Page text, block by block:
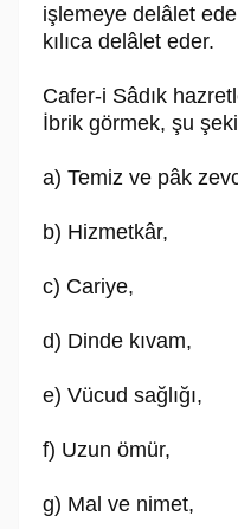
işlemeye delâlet
kılıca delâlet eder.
Cafer-i Sâdık
İbrik görmek, şu
a) Temiz ve pâk
b) Hizmetkâr,
c) Cariye,
d) Dinde kıvam,
e) Vücud sağlığı,
f) Uzun ömür,
g) Mal ve nimet,